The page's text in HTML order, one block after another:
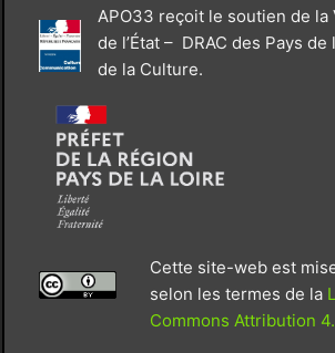
APO33 reçoit le soutien de la
de l’État – DRAC des Pays
de la Culture.
Cette site-web est
selon les termes de la
Commons Attribution